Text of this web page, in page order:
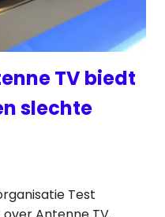
TV biedt
slechte
Test